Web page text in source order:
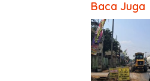
Baca Juga